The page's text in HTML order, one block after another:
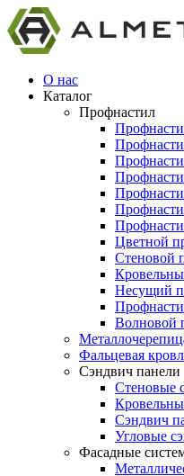
О нас
Каталог
Профнастил
Цветной
Стеновой
Несущий
Волновой
Фальцевая
Сэндвич панели
Стеновые
Сэндвич
Угловые
Фасадные